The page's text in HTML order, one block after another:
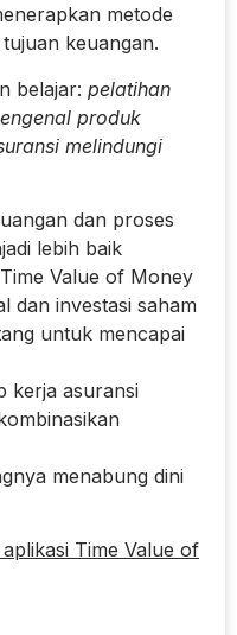
metode
keuangan.
belajar: pelatihan
produk
melindungi
dan proses
lebih baik
Value of Money
dan investasi saham
untuk mencapai
kerja asuransi
menabung dini
Time Value of